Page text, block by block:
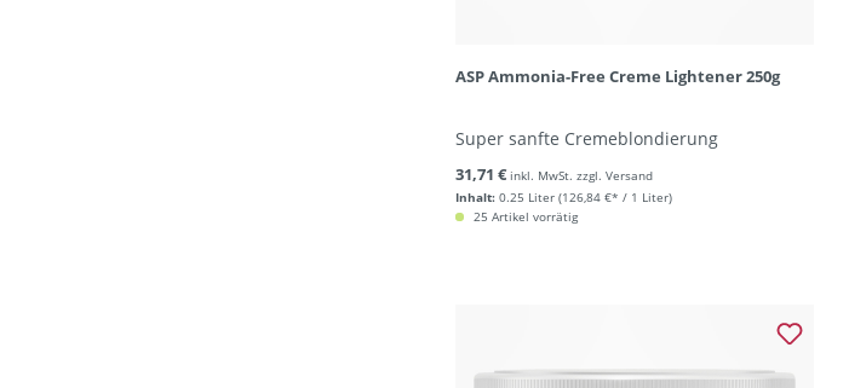
ASP Ammonia-Free Creme Lightener 250g
Super sanfte Cremeblondierung
Inhalt: 0.25 Liter (126,84 €* / 1 Liter)
31,71 € inkl. MwSt. zzgl. Versand
25 Artikel vorrätig